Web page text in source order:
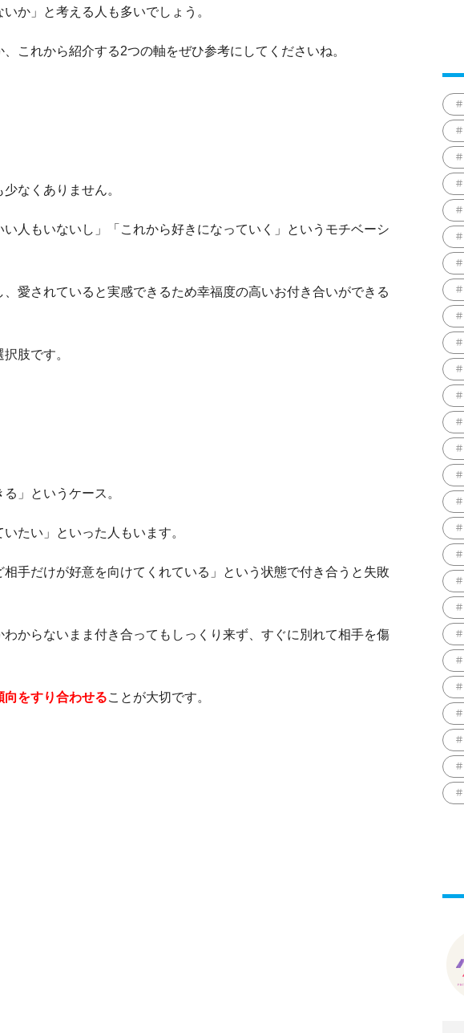
か」と考える人も多いでしょう。
これから紹介する2つの軸をぜひ参考にしてくださいね。
なくありません。
人もいないし」「これから好きになっていく」というモチベーシ
愛されていると実感できるため幸福度の高いお付き合いができる
肢です。
」というケース。
たい」といった人もいます。
手だけが好意を向けてくれている」という状態で付き合うと失敗
からないまま付き合ってもしっくり来ず、すぐに別れて相手を傷
向をすり合わせることが大切です。